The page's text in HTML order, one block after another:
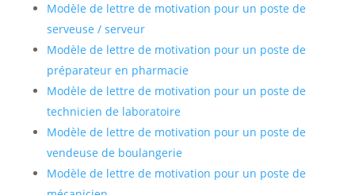
Modèle de lettre de motivation pour un poste de
serveuse / serveur
Modèle de lettre de motivation pour un poste de
préparateur en pharmacie
Modèle de lettre de motivation pour un poste de
technicien de laboratoire
Modèle de lettre de motivation pour un poste de
vendeuse de boulangerie
Modèle de lettre de motivation pour un poste de